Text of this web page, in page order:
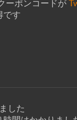
ーポンコードが
です
した